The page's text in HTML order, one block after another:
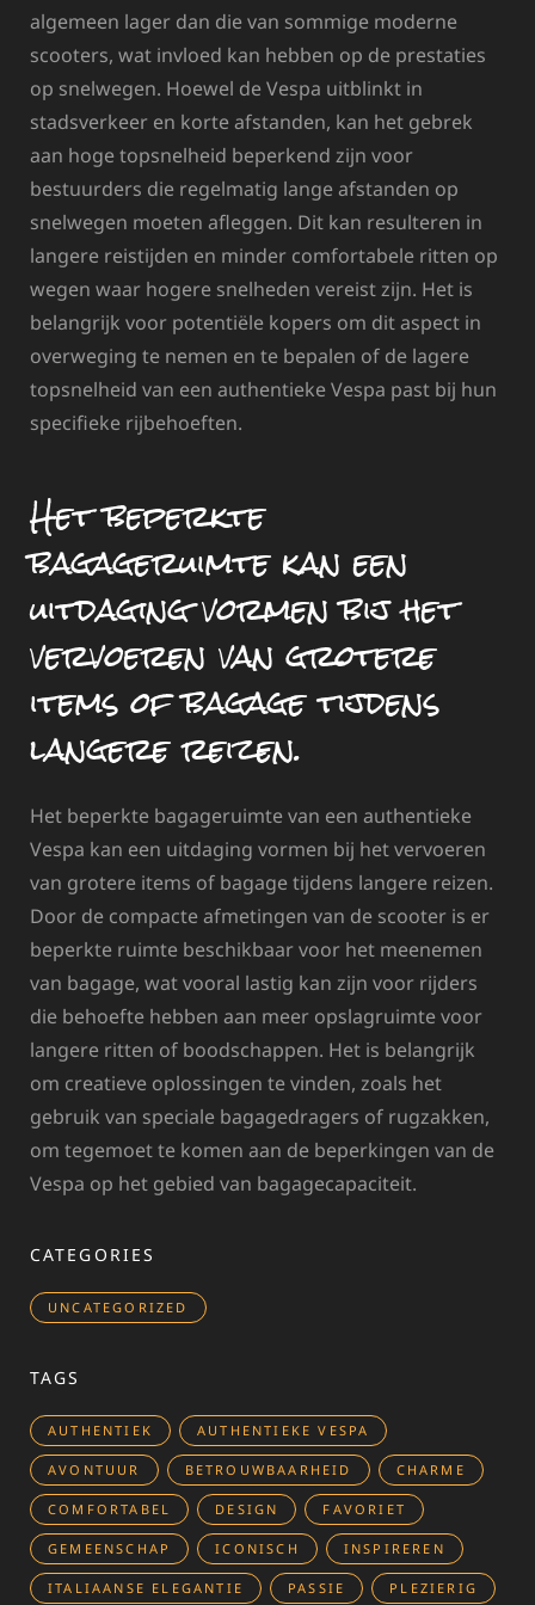
algemeen lager dan die van sommige moderne
scooters, wat invloed kan hebben op de prestaties
op snelwegen. Hoewel de Vespa uitblinkt in
stadsverkeer en korte afstanden, kan het gebrek
aan hoge topsnelheid beperkend zijn voor
bestuurders die regelmatig lange afstanden op
snelwegen moeten afleggen. Dit kan resulteren in
langere reistijden en minder comfortabele ritten op
wegen waar hogere snelheden vereist zijn. Het is
belangrijk voor potentiële kopers om dit aspect in
overweging te nemen en te bepalen of de lagere
topsnelheid van een authentieke Vespa past bij hun
specifieke rijbehoeften.
Het beperkte
bagageruimte kan een
uitdaging vormen bij het
vervoeren van grotere
items of bagage tijdens
langere reizen.
Het beperkte bagageruimte van een authentieke
Vespa kan een uitdaging vormen bij het vervoeren
van grotere items of bagage tijdens langere reizen.
Door de compacte afmetingen van de scooter is er
beperkte ruimte beschikbaar voor het meenemen
van bagage, wat vooral lastig kan zijn voor rijders
die behoefte hebben aan meer opslagruimte voor
langere ritten of boodschappen. Het is belangrijk
om creatieve oplossingen te vinden, zoals het
gebruik van speciale bagagedragers of rugzakken,
om tegemoet te komen aan de beperkingen van de
Vespa op het gebied van bagagecapaciteit.
CATEGORIES
UNCATEGORIZED
TAGS
AUTHENTIEK AUTHENTIEKE VESPA
AVONTUUR BETROUWBAARHEID CHARME
COMFORTABEL DESIGN FAVORIET
GEMEENSCHAP ICONISCH INSPIREREN
ITALIAANSE ELEGANTIE PASSIE PLEZIERIG